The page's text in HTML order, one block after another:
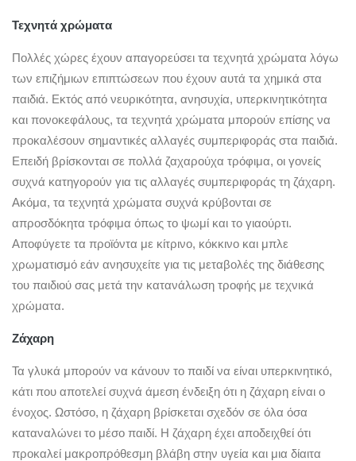
Τεχνητά χρώματα
Πολλές χώρες έχουν απαγορεύσει τα τεχνητά χρώματα λόγω
των επιζήμιων επιπτώσεων που έχουν αυτά τα χημικά στα
παιδιά. Εκτός από νευρικότητα, ανησυχία, υπερκινητικότητα
και πονοκεφάλους, τα τεχνητά χρώματα μπορούν επίσης να
προκαλέσουν σημαντικές αλλαγές συμπεριφοράς στα παιδιά.
Επειδή βρίσκονται σε πολλά ζαχαρούχα τρόφιμα, οι γονείς
συχνά κατηγορούν για τις αλλαγές συμπεριφοράς τη ζάχαρη.
Ακόμα, τα τεχνητά χρώματα συχνά κρύβονται σε
απροσδόκητα τρόφιμα όπως το ψωμί και το γιαούρτι.
Αποφύγετε τα προϊόντα με κίτρινο, κόκκινο και μπλε
χρωματισμό εάν ανησυχείτε για τις μεταβολές της διάθεσης
του παιδιού σας μετά την κατανάλωση τροφής με τεχνικά
χρώματα.
Ζάχαρη
Τα γλυκά μπορούν να κάνουν το παιδί να είναι υπερκινητικό,
κάτι που αποτελεί συχνά άμεση ένδειξη ότι η ζάχαρη είναι ο
ένοχος. Ωστόσο, η ζάχαρη βρίσκεται σχεδόν σε όλα όσα
καταναλώνει το μέσο παιδί. Η ζάχαρη έχει αποδειχθεί ότι
προκαλεί μακροπρόθεσμη βλάβη στην υγεία και μια δίαιτα